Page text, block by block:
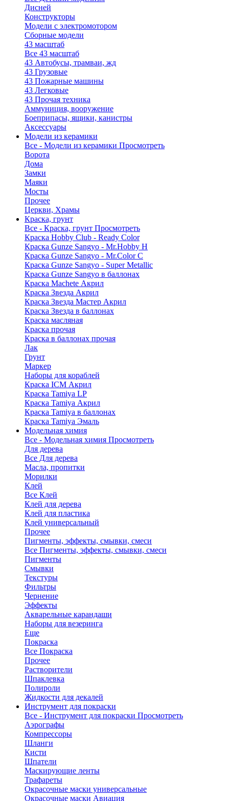
Дисней
Конструкторы
Модели с электромотором
Сборные модели
43 масштаб
Все 43 масштаб
43 Автобусы, трамваи, жд
43 Грузовые
43 Пожарные машины
43 Легковые
43 Прочая техника
Аммуниция, вооружение
Боеприпасы, ящики, канистры
Аксессуары
Модели из керамики
Все - Модели из керамики Просмотреть
Ворота
Дома
Замки
Маяки
Мосты
Прочее
Церкви, Храмы
Краска, грунт
Все - Краска, грунт Просмотреть
Краска Hobby Club - Ready Color
Краска Gunze Sangyo - Mr.Hobby H
Краска Gunze Sangyo - Mr.Color C
Краска Gunze Sangyo - Super Metallic
Краска Gunze Sangyo в баллонах
Краска Machete Акрил
Краска Звезда Акрил
Краска Звезда Мастер Акрил
Краска Звезда в баллонах
Краска масляная
Краска прочая
Краска в баллонах прочая
Лак
Грунт
Маркер
Наборы для кораблей
Краска ICM Акрил
Краска Tamiya LP
Краска Tamiya Акрил
Краска Tamiya в баллонах
Краска Tamiya Эмаль
Модельная химия
Все - Модельная химия Просмотреть
Для дерева
Все Для дерева
Масла, пропитки
Морилки
Клей
Все Клей
Клей для дерева
Клей для пластика
Клей универсальный
Прочее
Пигменты, эффекты, смывки, смеси
Все Пигменты, эффекты, смывки, смеси
Пигменты
Смывки
Текстуры
Фильтры
Чернение
Эффекты
Акварельные карандаши
Наборы для везеринга
Еще
Покраска
Все Покраска
Прочее
Растворители
Шпаклевка
Полироли
Жидкости для декалей
Инструмент для покраски
Все - Инструмент для покраски Просмотреть
Аэрографы
Компрессоры
Шланги
Кисти
Шпатели
Маскирующие ленты
Трафареты
Окрасочные маски универсальные
Окрасочные маски Авиация